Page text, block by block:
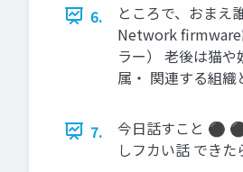
6.
ところで、おまえ
Network firmware
ラー） 老後は猫
属・ 関連する組織
7.
今日話すこと ⚫
しフカい話 できた